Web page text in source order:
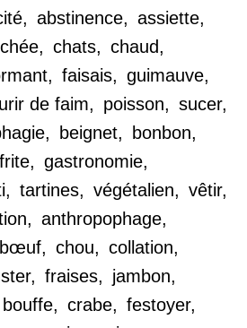
, abstinence, assiette,
, chats, chaud,
, faisais, guimauve,
de faim, poisson, sucer,
, beignet, bonbon,
frite, gastronomie,
, tartines, végétalien, vêtir,
, anthropophage,
bœuf, chou, collation,
, fraises, jambon,
bouffe, crabe, festoyer,